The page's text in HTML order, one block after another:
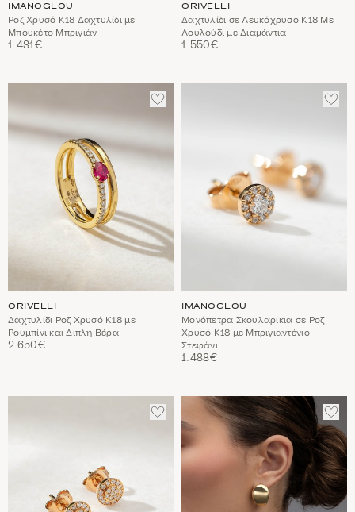
IMANOGLOU
Ροζ Χρυσό Κ18 Δαχτυλίδι με
Μπουκέτο Μπριγιάν
1.431€
CRIVELLI
Δαχτυλίδι σε Λευκόχρυσο Κ18 Με
Λουλούδι με Διαμάντια
1.550€
ΠΡΟΣΘΈΣΤΕ
ΣΤΑ
CRIVELLI
Δαχτυλίδι Ροζ Χρυσό Κ18 με
Ρουμπίνι και Διπλή Βέρα
2.650€
ΣΤΑ
IMANOGLOU
Μονόπετρα Σκουλαρίκια σε Ροζ
Χρυσό Κ18 με Μπριγιαντένιο
Στεφάνι
1.488€
ΠΡΟΣΘΈΣΤΕ
ΣΤΑ
ΑΓΑΠΗΜΈΝΑ
ΣΤΑ